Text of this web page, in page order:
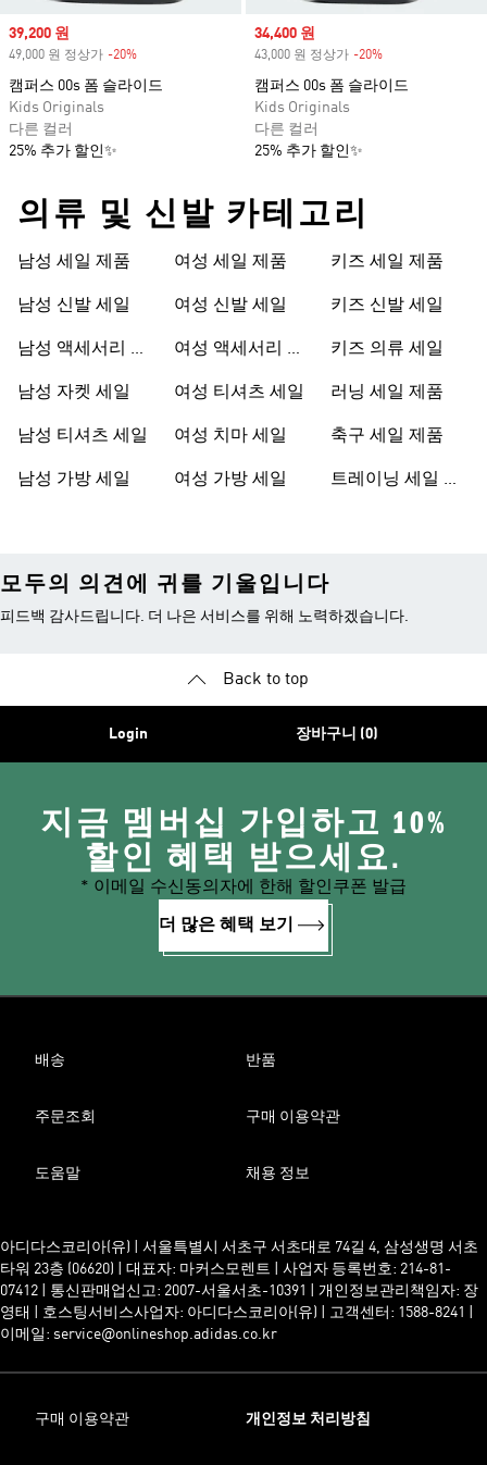
Sale price
39,200 원
49,000 원 정상가 -20%
캠퍼스 00s 폼 슬라이드
Kids Originals
다른 컬러
25% 추가 할인✨
Sale price
34,400 원
43,000 원 정상가 -20%
캠퍼스 00s 폼 슬라이드
Kids Originals
다른 컬러
25% 추가 할인✨
의류 및 신발 카테고리
남성 세일 제품
남성 신발 세일
남성 액세서리 세
남성 자켓 세일
남성 티셔츠 세일
남성 가방 세일
여성 세일 제품
여성 신발 세일
여성 액세서리 세
여성 티셔츠 세일
여성 치마 세일
여성 가방 세일
키즈 세일 제품
키즈 신발 세일
키즈 의류 세일
러닝 세일 제품
축구 세일 제품
트레이닝 세일 제
모두의 의견에 귀를 기울입니다
피드백 감사드립니다. 더 나은 서비스를 위해 노력하겠습니다.
Back to top
Login 장바구니 (0)
지금 멤버십 가입하고 10%
할인 혜택 받으세요.
* 이메일 수신동의자에 한해 할인쿠폰 발급
더 많은 혜택 보기
배송 반품
주문조회 구매 이용약관
도움말 채용 정보
아디다스코리아(유) | 서울특별시 서초구 서초대로 74길 4, 삼성생명 서초
타워 23층 (06620) | 대표자: 마커스모렌트 | 사업자 등록번호: 214-81-
07412 | 통신판매업신고: 2007-서울서초-10391 | 개인정보관리책임자: 장
영태 | 호스팅서비스사업자: 아디다스코리아(유) | 고객센터: 1588-8241 |
이메일: service@onlineshop.adidas.co.kr
구매 이용약관 개인정보 처리방침